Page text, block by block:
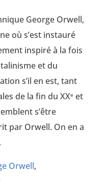
George Orwell,
où s’est instauré
inspiré à la fois
et du
s’il en est, tant
de la fin du XXeet
s’être
par Orwell. On en a
Orwell,